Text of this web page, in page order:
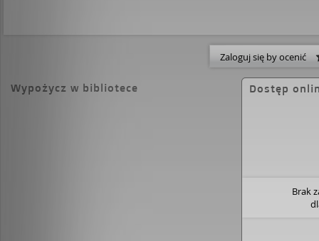
zajmuje luksusowy apartament, ale czuje
Nieoczekiwane wydarzenia w
radykalnie zmieniają skalę wartości
najskrytszych i najwrażliwszych zakątków
Zaloguj się by ocenić
Wypożycz w bibliotece Dostęp
Brak